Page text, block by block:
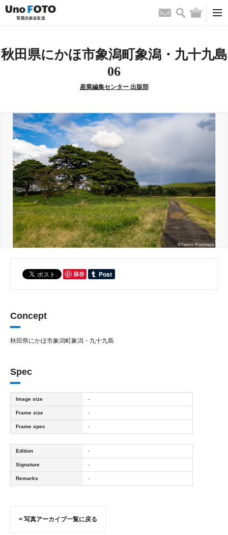
お問い合わせ
検索 バッグ
秋田県にかほ市象潟町象潟・九十九島
06
産業編集センター 出版部
保存
Concept
秋田県にかほ市象潟町象潟・九十九島
Spec
Image size -
Frame size -
Frame spec -
Edition -
Signature -
Remarks -
< 写真アーカイブ一覧に戻る